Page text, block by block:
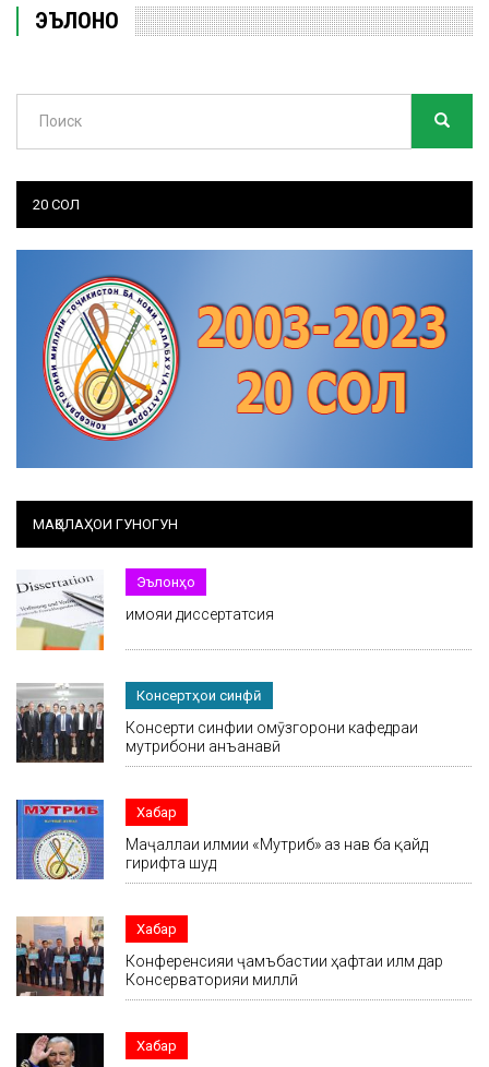
ЭЪЛОНҲО
Search ПОИСК
20 СОЛ
МАҚОЛАҲОИ ГУНОГУН
Эълонҳо
Ҳимояи диссертатсия
Консертҳои синфӣ
Консерти синфии омӯзгорони кафедраи
мутрибони анъанавӣ
Хабар
Маҷаллаи илмии «Мутриб» аз нав ба қайд
гирифта шуд
Хабар
Конференсияи ҷамъбастии ҳафтаи илм дар
Консерваторияи миллӣ
Хабар